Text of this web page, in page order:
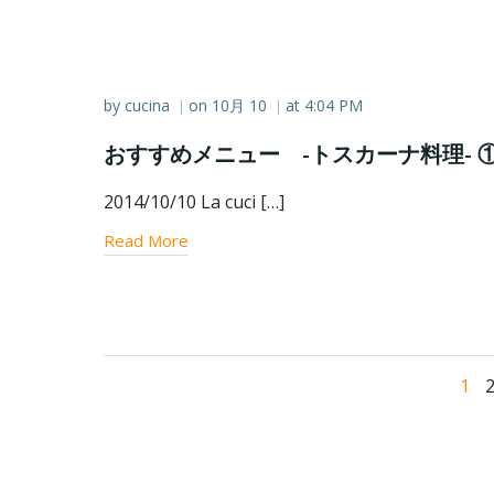
by cucina | on 10月 10 | at 4:04 PM
おすすめメニュー -トスカーナ料理-
2014/10/10 La cuci […]
Read More
Page
1 2